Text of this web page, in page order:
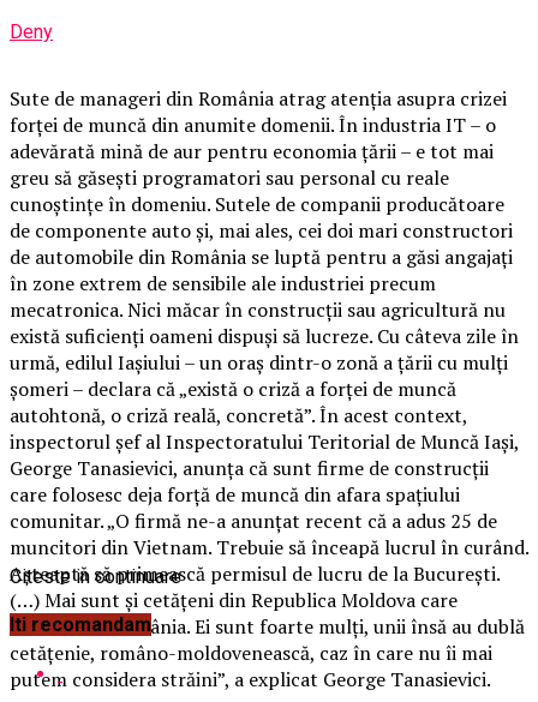
Deny
Sute de manageri din România atrag atenţia asupra crizei
forţei de muncă din anumite domenii. În industria IT – o
adevărată mină de aur pentru economia ţării – e tot mai
greu să găseşti programatori sau personal cu reale
cunoştinţe în domeniu. Sutele de companii producătoare
de componente auto şi, mai ales, cei doi mari constructori
de automobile din România se luptă pentru a găsi angajaţi
în zone extrem de sensibile ale industriei precum
mecatronica.Nici măcar în construcţii sau agricultură nu
există suficienţi oameni dispuşi să lucreze. Cu câteva zile în
urmă, edilul Iaşiului – un oraş dintr-o zonă a ţării cu mulţi
şomeri – declara că „există o criză a forţei de muncă
autohtonă, o criză reală, concretă”. În acest context,
inspectorul şef al Inspectoratului Teritorial de Muncă Iaşi,
George Tanasievici, anunţa că sunt firme de construcţii
care folosesc deja forţă de muncă din afara spaţiului
comunitar. „O firmă ne-a anunţat recent că a adus 25 de
muncitori din Vietnam. Trebuie să înceapă lucrul în curând.
Aşteaptă să primească permisul de lucru de la Bucureşti.
(…) Mai sunt şi cetăţeni din Republica Moldova care
lucrează în România. Ei sunt foarte mulţi, unii însă au dublă
cetăţenie, româno-moldovenească, caz în care nu îi mai
putem considera străini”, a explicat George Tanasievici.
Citeste in continuare
Iti recomandam